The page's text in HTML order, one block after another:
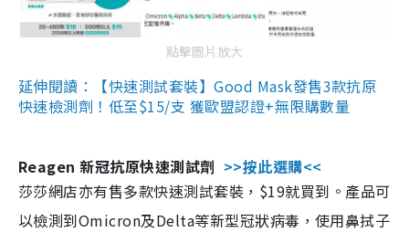
點擊圖片放大
延伸閱讀：【快速測試套裝】Good Mask發售3款抗原
快速檢測劑！低至$15/支 獲歐盟認證+無限購數量
Reagen 新冠抗原快速測試劑 >>按此選購<<
莎莎網店亦有售多款快速測試套裝，$19就買到。產品可
以檢測到Omicron及Delta等新型冠狀病毒，使用鼻拭子